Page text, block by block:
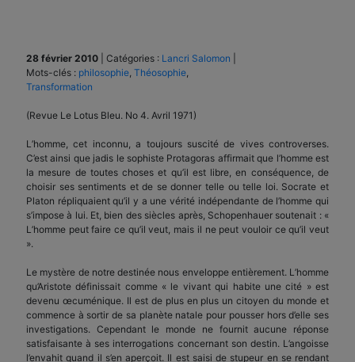
28 février 2010 Catégories : Lancri Salomon
Mots-clés : philosophie Théosophie
Transformation
(Revue Le Lotus Bleu. No 4. Avril 1971)
L’homme, cet inconnu, a toujours suscité de vives controverses.
C’est ainsi que jadis le sophiste Protagoras affirmait que l’homme est
la mesure de toutes choses et qu’il est libre, en conséquence, de
choisir ses sentiments et de se donner telle ou telle loi. Socrate et
Platon répliquaient qu’il y a une vérité indépendante de l’homme qui
s’impose à lui. Et, bien des siècles après, Schopenhauer soutenait : «
L’homme peut faire ce qu’il veut, mais il ne peut vouloir ce qu’il veut
».
Le mystère de notre destinée nous enveloppe entièrement. L’homme
qu’Aristote définissait comme « le vivant qui habite une cité » est
devenu œcuménique. Il est de plus en plus un citoyen du monde et
commence à sortir de sa planète natale pour pousser hors d’elle ses
investigations. Cependant le monde ne fournit aucune réponse
satisfaisante à ses interrogations concernant son destin. L’angoisse
l’envahit quand il s’en aperçoit. Il est saisi de stupeur en se rendant